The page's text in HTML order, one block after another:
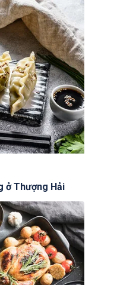
ở Thượng Hải